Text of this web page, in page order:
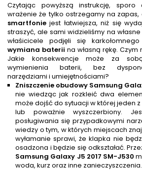
Czytając powyższą instrukcję,
wrażenie że tylko ostrzegamy na
smartfonie jest łatwiejsza, niż się
straszyć, ale sami widzieliśmy na
właśicicele podjęli się
wymiana baterii na własną rękę.
Jakie konsekwencje może za
wymienienia baterii, bez
narzędziami i umiejętnościami?
Zniszczenie obudowy Samsung
nie wiedząc jak rozkleić dwa
może dojść do sytuacji w której jeden
lub poważnie wyszczerbiony.
posługiwania się przypadkowymi
wiedzy o tym, w których miejscach
wyłamanie sprawi, że klapka nie
osadzona i będzie się odkształać.
Samsung Galaxy J5 2017 SM-J530
woda, kurz oraz inne